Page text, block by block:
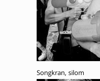
Songkran, silom